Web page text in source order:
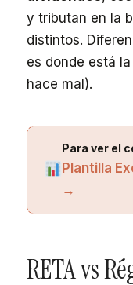
y tributan en la
distintos.
es donde está
hace mal).
Para ver el
Plantilla
→
RETA vs